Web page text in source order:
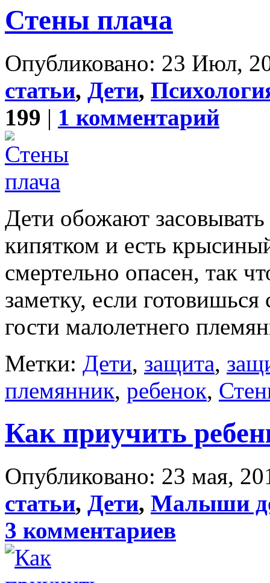
Стены плача
Опубликовано: 23 Июл,
статьи, Дети,
199 | 1 комментарий
Дети обожают засовывать
кипятком и есть
смертельно опасен, так
заметку, если
гости малолетнего
Метки: Дети, защита,
племянник, ребенок,
Как приучить
Опубликовано: 23 мая,
статьи, Дети, Малыши
3 комментариев